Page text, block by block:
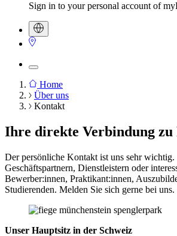
Sign in to your personal account of
Breadcrumb
Home
Über uns
Kontakt
Ihre direkte Verbindung
Der persönliche Kontakt ist uns sehr
Geschäftspartnern, Dienstleistern oder
Bewerber:innen, Praktikant:innen,
Studierenden. Melden Sie sich gerne bei uns.
Unser Hauptsitz in der Schweiz